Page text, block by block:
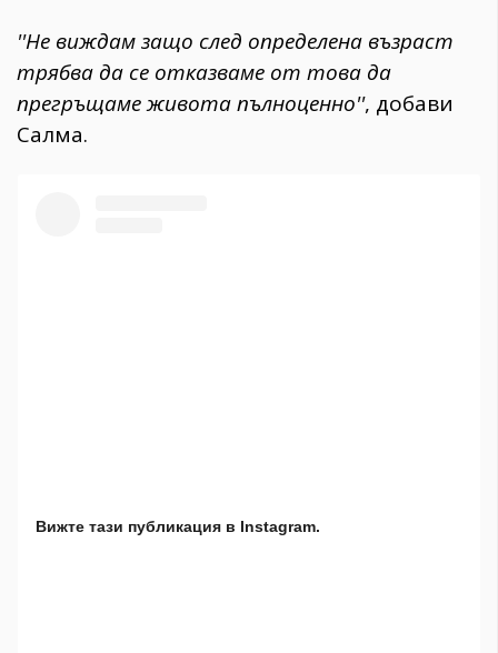
''Не виждам защо след определена възраст
трябва да се отказваме от това да
прегръщаме живота пълноценно'', добави
Салма.
Вижте тази публикация в Instagram.